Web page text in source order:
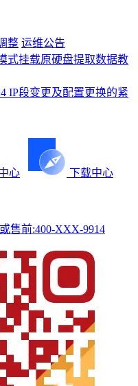
整 运维公告
式挂载原硬盘提取数据教
IP段变更及配置更换的紧
心
下载中心
售前:400-XXX-9914